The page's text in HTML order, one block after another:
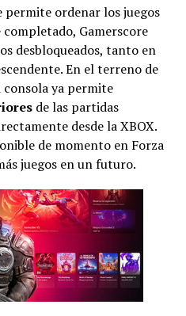
G C C
permite ordenar los juegos
Gamerscore
desbloqueados, tanto en
En el terreno de
consola ya permite
de las partidas
desde la XBOX.
de momento en Forza
juegos en un futuro.